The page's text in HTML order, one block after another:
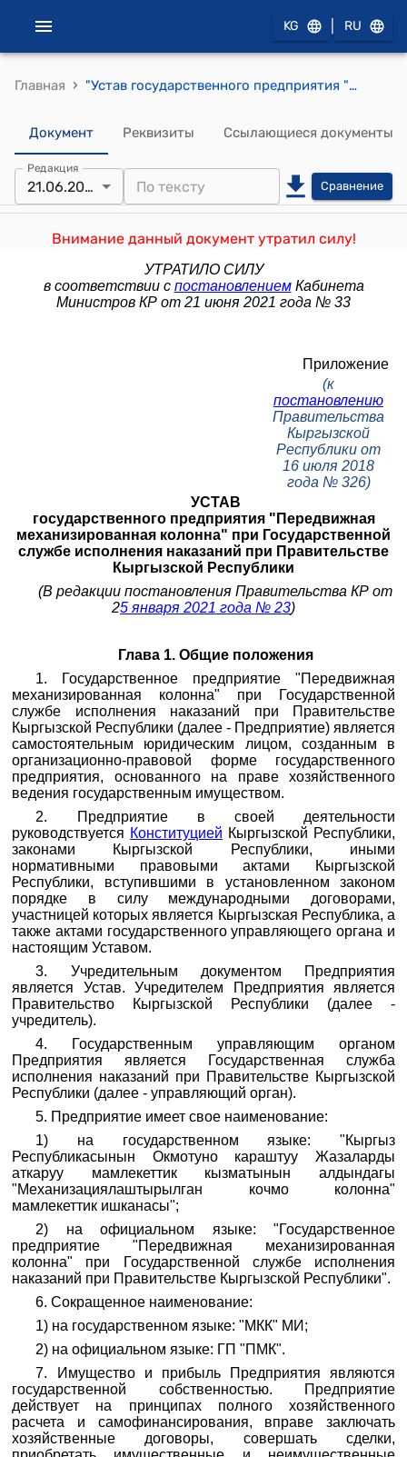
KG RU
Главная › "Устав государственного предприятия "Передвижная механизированная колонна" при Государственной службе исполнения наказаний при Правительстве Кыргызской Республики" (утвержден постановлением Правительства Кыргызской Республики от 16 июля 2018 года № 326
Документ Реквизиты Ссылающиеся документы
Редакция
21.06.2021 Сравнение
Внимание данный документ утратил силу!